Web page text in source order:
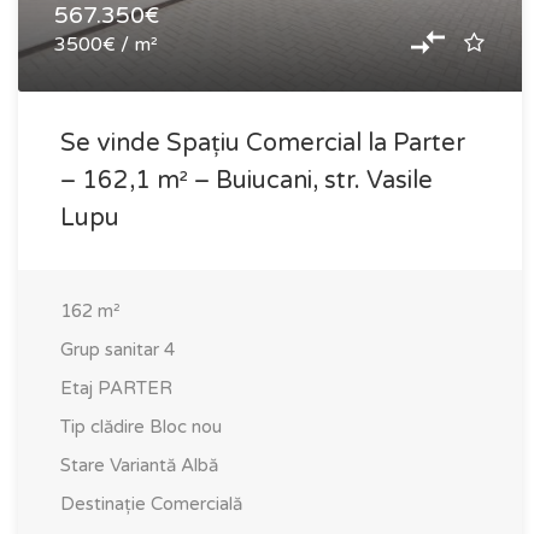
567.350€
3500€ / m²
Se vinde Spațiu Comercial la Parter
– 162,1 m² – Buiucani, str. Vasile
Lupu
162 m²
Grup sanitar 4
Etaj PARTER
Tip clădire Bloc nou
Stare Variantă Albă
Destinație Comercială